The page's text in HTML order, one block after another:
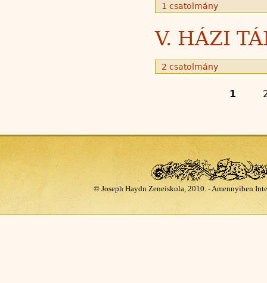
1 csatolmány
V. HÁZI
2 csatolmány
1
© Joseph Haydn Zeneiskola, 2010. - Amennyiben